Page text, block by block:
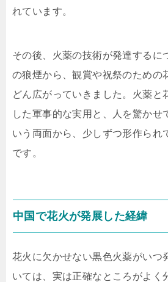
れています。
その後、火薬の技術が発達するに
の狼煙から、観賞や祝祭のための
どん広がっていきました。火薬と
した軍事的な実用と、人を驚かせ
いう両面から、少しずつ形作られ
です。
中国で花火が発展した経緯
花火に欠かせない黒色火薬がいつ
いては、実は正確なところがよく